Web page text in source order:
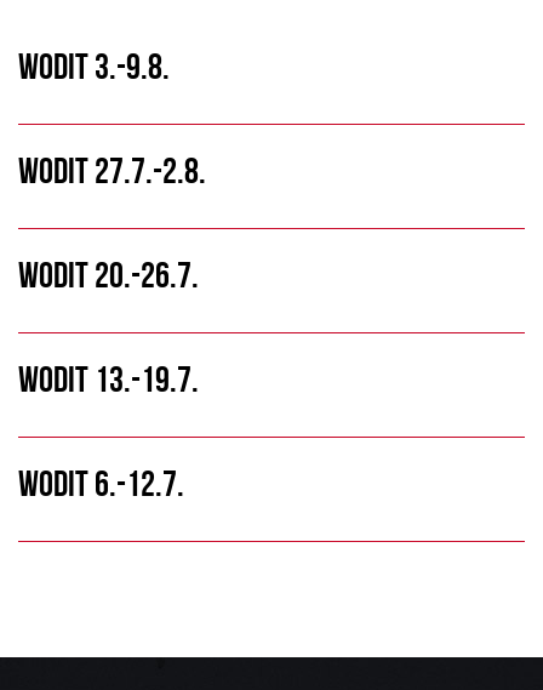
WODIT 3.-9.8.
WODIT 27.7.-2.8.
WODIT 20.-26.7.
WODIT 13.-19.7.
WODIT 6.-12.7.